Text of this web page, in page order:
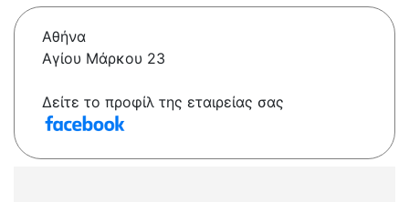
Αθήνα
Αγίου Μάρκου 23
Δείτε το προφίλ της εταιρείας σας